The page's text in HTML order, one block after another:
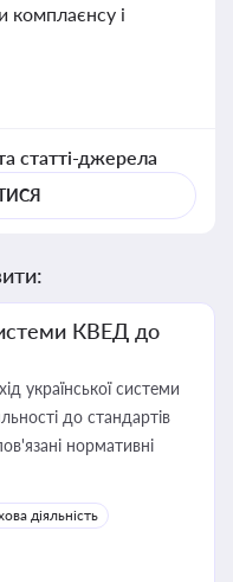
комплаєнсу і
статті-джерела
КВЕД до
української системи
до стандартів
нормативні
діяльність